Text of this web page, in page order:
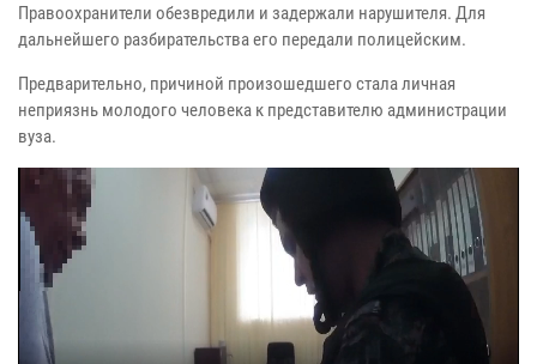
Правоохранители обезвредили и задержали нарушителя. Для
дальнейшего разбирательства его передали полицейским.
Предварительно, причиной произошедшего стала личная
неприязнь молодого человека к представителю администрации
вуза.